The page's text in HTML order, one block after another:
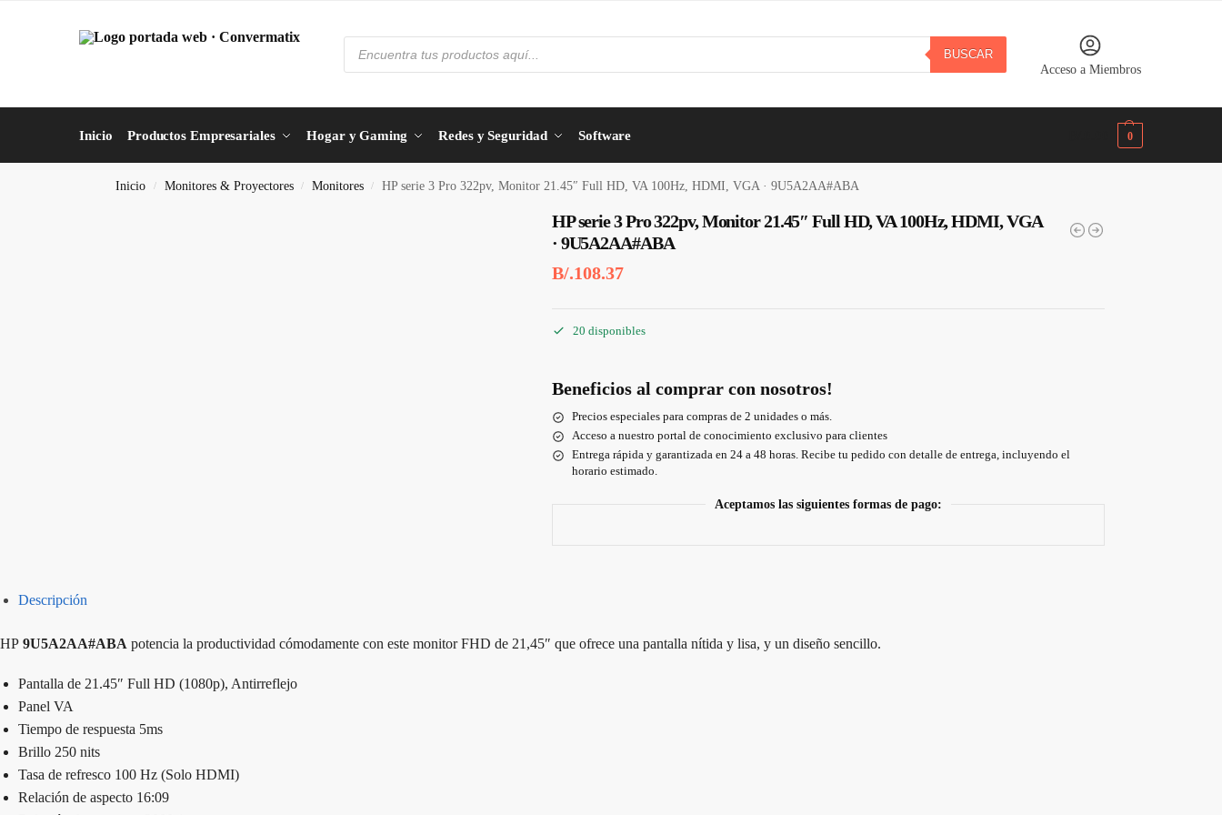
BUSCAR
Acceso a Miembros
Inicio Productos Empresariales Hogar y Gaming Redes y Seguridad Software 0
Inicio / Monitores & Proyectores / Monitores / HP serie 3 Pro 322pv, Monitor 21.45″ Full HD, VA 100Hz, HDMI, VGA · 9U5A2AA#ABA
HP serie 3 Pro 322pv, Monitor 21.45″ Full HD, VA 100Hz, HDMI, VGA
· 9U5A2AA#ABA
B/.108.37
20 disponibles
Beneficios al comprar con nosotros!
Precios especiales para compras de 2 unidades o más.
Acceso a nuestro portal de conocimiento exclusivo para clientes
Entrega rápida y garantizada en 24 a 48 horas. Recibe tu pedido con detalle de entrega, incluyendo el
horario estimado.
Aceptamos las siguientes formas de pago:
Descripción
HP 9U5A2AA#ABA potencia la productividad cómodamente con este monitor FHD de 21,45″ que ofrece una pantalla nítida y lisa, y un diseño sencillo.
Pantalla de 21.45″ Full HD (1080p), Antirreflejo
Panel VA
Tiempo de respuesta 5ms
Brillo 250 nits
Tasa de refresco 100 Hz (Solo HDMI)
Relación de aspecto 16:09